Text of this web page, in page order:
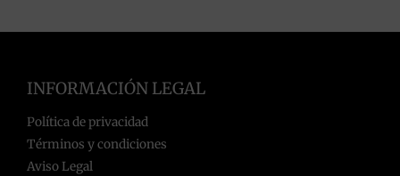
INFORMACIÓN LEGAL
Política de privacidad
Términos y condiciones
Aviso Legal